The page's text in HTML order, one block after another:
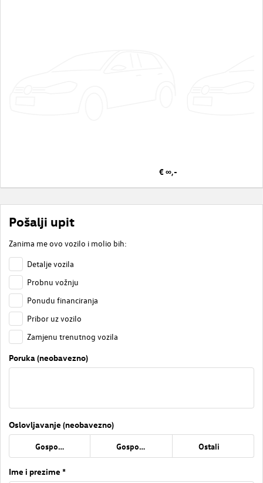
€ ∞,-
Pošalji upit
Zanima me ovo vozilo i molio bih:
Detalje vozila
Probnu vožnju
Ponudu financiranja
Pribor uz vozilo
Zamjenu trenutnog vozila
Poruka (neobavezno)
Oslovljavanje (neobavezno)
Gospođa Gospodin Ostali
Ime i prezime *